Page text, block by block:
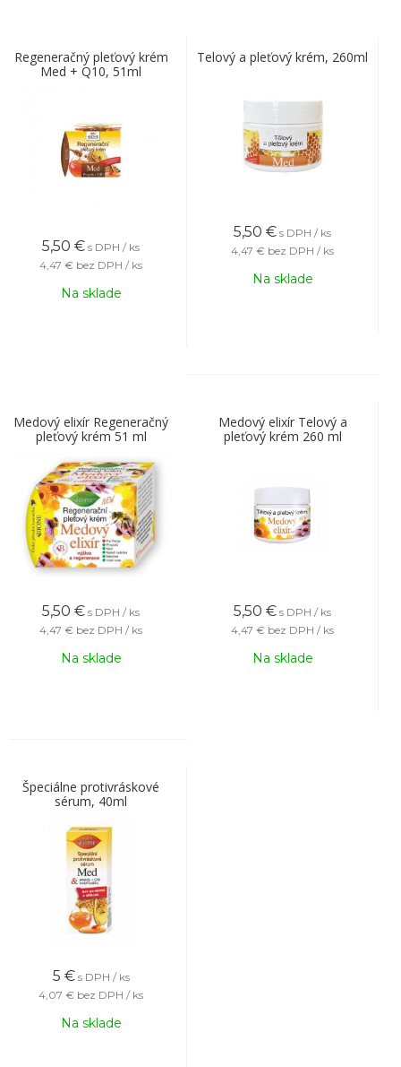
Regeneračný pleťový krém
Med + Q10, 51ml
5,50 € s DPH / ks
4,47 € bez DPH / ks
Na sklade
Telový a pleťový krém, 260ml
5,50 € s DPH / ks
4,47 € bez DPH / ks
Na sklade
Medový elixír Regeneračný
pleťový krém 51 ml
5,50 € s DPH / ks
4,47 € bez DPH / ks
Na sklade
Medový elixír Telový a
pleťový krém 260 ml
5,50 € s DPH / ks
4,47 € bez DPH / ks
Na sklade
Špeciálne protivráskové
sérum, 40ml
5 € s DPH / ks
4,07 € bez DPH / ks
Na sklade